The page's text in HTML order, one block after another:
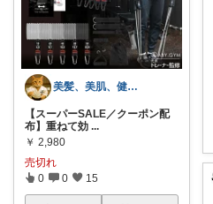
美髪、美肌、健康商品お勧めROOM
【スーパーSALE／クーポン配
布】重ねて効 ...
￥ 2,980
売切れ
0 0 15